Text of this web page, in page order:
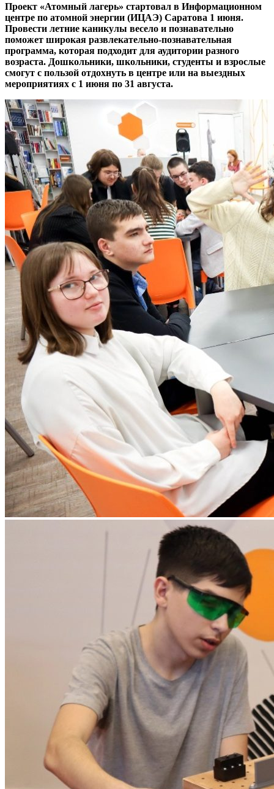
Проект «Атомный лагерь» стартовал в Информационном
центре по атомной энергии (ИЦАЭ) Саратова 1 июня.
Провести летние каникулы весело и познавательно
поможет широкая развлекательно-познавательная
программа, которая подходит для аудитории разного
возраста. Дошкольники, школьники, студенты и взрослые
смогут с пользой отдохнуть в центре или на выездных
мероприятиях с 1 июня по 31 августа.